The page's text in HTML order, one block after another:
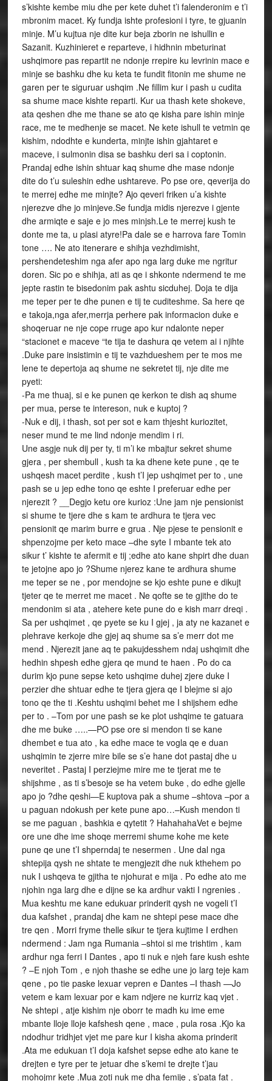
s’kishte kembe miu dhe per kete duhet t’i falenderonim e t’i
mbronim macet. Ky fundja ishte profesioni i tyre, te gjuanin
minje. M’u kujtua nje dite kur beja zborin ne ishullin e
Sazanit. Kuzhinieret e reparteve, i hidhnin mbeturinat
ushqimore pas repartit ne ndonje rrepire ku levrinin mace e
minje se bashku dhe ku keta te fundit fitonin me shume ne
garen per te siguruar ushqim .Ne fillim kur i pash u cudita
sa shume mace kishte reparti. Kur ua thash kete shokeve,
ata qeshen dhe me thane se ato qe kisha pare ishin minje
race, me te medhenje se macet. Ne kete ishull te vetmin qe
kishim, ndodhte e kunderta, minjte ishin gjahtaret e
maceve, i sulmonin disa se bashku deri sa i coptonin.
Prandaj edhe ishin shtuar kaq shume dhe mase ndonje
dite do t’u suleshin edhe ushtareve. Po pse ore, qeverija do
te merrej edhe me minjte? Ajo qeveri friken u’a kishte
njerezve dhe jo minjeve.Se fundja midis njerezve i gjente
dhe armiqte e saje e jo mes minjsh.Le te merrej kush te
donte me ta, u plasi atyre!Pa dale se e harrova fare Tomin
tone …. Ne ato itenerare e shihja vezhdimisht,
pershendeteshim nga afer apo nga larg duke me ngritur
doren. Sic po e shihja, ati as qe i shkonte ndermend te me
jepte rastin te bisedonim pak ashtu sicduhej. Doja te dija
me teper per te dhe punen e tij te cuditeshme. Sa here qe
e takoja,nga afer,merrja perhere pak informacion duke e
shoqeruar ne nje cope rruge apo kur ndalonte neper
“stacionet e maceve “te tija te dashura qe vetem ai i njihte
.Duke pare insistimin e tij te vazhdueshem per te mos me
lene te depertoja aq shume ne sekretet tij, nje dite me
pyeti:
-Pa me thuaj, si e ke punen qe kerkon te dish aq shume
per mua, perse te intereson, nuk e kuptoj ?
-Nuk e dij, i thash, sot per sot e kam thjesht kuriozitet,
neser mund te me lind ndonje mendim i ri.
Une asgje nuk dij per ty, ti m’i ke mbajtur sekret shume gjera , per shembull , kush ta ka dhene kete pune , qe te ushqesh macet perdite , kush t’I jep ushqimet per to , une pash se u jep edhe tono qe eshte I preferuar edhe per njerezit ? __Degjo ketu ore kurioz :Une jam nje pensionist si shume te tjere dhe s kam te ardhura te tjera vec pensionit qe marim burre e grua . Nje pjese te pensionit e shpenzojme per keto mace –dhe syte I mbante tek ato sikur t’ kishte te afermit e tij ;edhe ato kane shpirt dhe duan te jetojne apo jo ?Shume njerez kane te ardhura shume me teper se ne , por mendojne se kjo eshte pune e dikujt tjeter qe te merret me macet . Ne qofte se te gjithe do te mendonim si ata , atehere kete pune do e kish marr dreqi . Sa per ushqimet , qe pyete se ku I gjej , ja aty ne kazanet e plehrave kerkoje dhe gjej aq shume sa s’e merr dot me mend . Njerezit jane aq te pakujdesshem ndaj ushqimit dhe hedhin shpesh edhe gjera qe mund te haen . Po do ca durim kjo pune sepse keto ushqime duhej zjere duke I perzier dhe shtuar edhe te tjera gjera qe I blejme si ajo tono qe the ti .Keshtu ushqimi behet me I shijshem edhe per to . –Tom por une pash se ke plot ushqime te gatuara dhe me buke …..—PO pse ore si mendon ti se kane dhembet e tua ato , ka edhe mace te vogla qe e duan ushqimin te zjerre mire bile se s’e hane dot pastaj dhe u neveritet . Pastaj I perziejme mire me te tjerat me te shijshme , as ti s’besoje se ha vetem buke , do edhe gjelle apo jo ?dhe qeshi—E kuptova pak a shume –shtova –por a u paguan ndokush per kete pune apo…–Kush mendon ti se me paguan , bashkia e qytetit ? HahahahaVet e bejme ore une dhe ime shoqe merremi shume kohe me kete pune qe une t’I shperndaj te nesermen . Une dal nga shtepija qysh ne shtate te mengjezit dhe nuk kthehem po nuk I ushqeva te gjitha te njohurat e mija . Po edhe ato me njohin nga larg dhe e dijne se ka ardhur vakti I ngrenies . Mua keshtu me kane edukuar prinderit qysh ne vogeli t’I dua kafshet , prandaj dhe kam ne shtepi pese mace dhe tre qen . Morri fryme thelle sikur te tjera kujtime I erdhen ndermend : Jam nga Rumania –shtoi si me trishtim , kam ardhur nga ferri I Dantes , apo ti nuk e njeh fare kush eshte ? –E njoh Tom , e njoh thashe se edhe une jo larg teje kam qene , po tie paske lexuar vepren e Dantes –I thash —Jo vetem e kam lexuar por e kam ndjere ne kurriz kaq vjet . Ne shtepi , atje kishim nje oborr te madh ku ime eme mbante lloje lloje kafshesh qene , mace , pula rosa .Kjo ka ndodhur tridhjet vjet me pare kur I kisha akoma prinderit .Ata me edukuan t’I doja kafshet sepse edhe ato kane te drejten e tyre per te jetuar dhe s’kemi te drejte t’jau mohojmr kete .Mua zoti nuk me dha femije , s’pata fat . Dashuria per kafshet , deri diku , ma lehteson kete dhimbje te thelle .Time eme kafshet e donin shume , ajo I kishte edukuar ato qe kurre te mos shkonin e te hanin ushqimin e tjetrit . S’me kishte ndodhur te shihja qente te ziheshin me macet e tu hanin atyre ushqimin , asnjehere .Nena me mesoi edhe mua , pa leksione te vecanta , t’I dua dhe ti respektoje ato krijesa fatkeqe qe me dhimbsen aq shume . Dashria e tyre me mban gjalle sepse jane mirenjohese , ja e shikon si me lepijne duart ?Eshte puthja qe ato dijne ta japin aq mire dhe falenderimi per ndihmen qe u jap .Ato s’kane goje dhe kjo eshte menyra per teme falenderuar .Njerezit shume here jane me pak mirenjohtes se kafshet , per fat te keq .I doli nje psheretime e thelle pas se ciles beri nje pushim te gjate , ne heshtje .I’u duk se foli shume , apo u kujtua se kishte akoma shume per te bere me ato krijesa qe donin perhere kujdes .—Mire atehere , foli serish ,mehangre shume kohe sot . Te lutem here tjeter mos me bej kaq shume pyetje , mos je gje gazetar ti ?—Jo Tom –ja ktheva s ‘ka nevoje te jesh gazetar qe te besh nje bisede si kjo e jona , ishte thjeshte nje njohje me ty . –Mire , mire , s’ks problem foli duke e vene ne levizje karrocen me ate zhaurimen e rrotave qe ecte here ne asfalt e here ne toke te thate , krikellitje qe e kishte me sa dukej nga puna e gjate . Vertete qe e kisha teperuar ca me pyetjet e mija pa mbarim , por ndihesha I kenaqur sepse se fundi mundat’ja hap ate kasaforte te hekurt qe ndofta asnjeri s’kishte marr mundimin t’ja thyente . Ishte pikerisht ai moment qe me lindi idene e nje tregimi sado te shkurter per te . Me duket se vendosa drejte ,mbasi ky rast mu duk unik ne mes atyre qe kisha lexuar dhe dija . S’e mos idja une te gjithe ato qe jane shkruar per kafshet ne bote . !Kaluan dite dhe muaj dhe jeta rridhte po me te njejtin ritm si ne ate kengen italjane qe thote (Eperkthyer ne shqip)_Ditet e mija jane te gjitha te njellojta –si kokrat e nje tespije Por edhe per Tomin jeta nuk dukej se kishte bere ndonje ndryshime sencial pervec , si per tegjithe , nje rritje natyrale .Vazhdoja ta shihja ne po ato rruge , me pot e njejten karroce , me zhaurime me te forte tani ,vetem se floket I kishte me te bardha se me pare dhe bishti kalit ishte zgjatur akoma ca .E ku cante koken ai per floket e per pamjen e tij te jashteme , te tjera preokupacione kishte ai njeri , jo si gjithe te tjeret . Veprimet e tije tani nuk me cudisnin me , ato me dukeshin me se te natyreshme .Fundja s;kishte te drejte njeri ta paragjykonte jeten e tij personale sado e cuditeshme qe t;ju dukej . Mbi kete leitmotiv e kishte mbeshtetur jeten e tij te tanishme dhe vetem ai kishte te drejte ta ndryshonte ose jo . Ndonjehere pershendeteshim ne kalim . Gjithmone I krusur mbi karrocen plot qe dukej se ishte nisur per nje rruge te gjate . Erdhi dimri . Une mendoja se ne periudhe te vitit qe ndonjehere bente ftohte Tomi do ta rrallonte pak punen e nisur , por gabohesha :ai e vezhdoi ate pune me te njejtin impenjim ne shi e ne ere Edhe pse dimri tek ne , ne Israel , nuk ka ato tipare si ne Europe , me debore e stuhi me permbytje pre rreshjeve anormale qe marrin cdo vit jete njerzish , prap stinet dallohen nga njera tjetra . Ne qytetin ku banoje per rrethnjezet vjete kam pare dy rreshje debore . Ndryshe ndodh ne Jerusalem ku Debora eshte fenomen I perviteshem pershkak te lartesise shtateqindmetershe qe ka qyteti nga niveli detit Ne ate periudhe Jerusalemi me duket sin je llogora me pishat e saja te bukura te mbuluara me te bardha , gje qe I jep vendit nje pamje mahnitese .Per t’uciditur eshte fakti qe ndersa atje bie debore , shtatedhjete e pese kilometra me ne perendim , prane detit Mesdhe apo ne Detin e Vdekur ka plot njerez qe frekuentojen bregdetin . Cudi me vjen qe bota kete te fundit e quan det te vdekur .Ne ne Israel e quajme Jam A Melah qe do te thote Deti I Kripur per shkak te densitetit te larte te kripes ne te .Ai na jep shume produkte te industries kimike , shume turiste dhe mbi te gjitha preparatet e mrekullueshme kozmetike qe jane nga me temirat dhe te kerkuarat ne bote . Kete ma kujton edhe karroca e Tomit qe ka shume produkte te atij deti me gjithe ato kuti plastike ku ai amballazhon ushqimet e maceve . Hej c’pasion te cuditeshem kishte ai njeri .Jo cdo njri mund ta beje ate qe ben ai cdo dite pa ulodhur dhe merzitur aspak .Nje dite I thash se kisha mendimin te shkruaja dicka per te , jo ne gazette , por dicka me shume se kaq , por kisha akoma nevoje per ta plotesuar tregimin . Natyrisht ku do ta gjeja materjalin e ketij tregimi pot e mos kisha takuar rastesisht Tomin .Ai ishte I vetmi burim qe do me bent eta coja deri ne fund ate qe kisha filluar ta mendoja . Ja thash mendimin tim cope , por nuk prisja te me pergjigjej keshtu —Degjo ketu me tha . Une nuk kam nevoje qe njeri te shkruaj per mua per kete qe bej , nuk e bej as per gazetaret kete e as per ty .Mua kete ma dikton ndergjegja ime dhe asnje tjeter . Per mua s’kane asnje rendesi opinionet e tyre . Une kam boten time te vogel dhe ne te ndihem rehat , I kenaqur . S’te kam pyetur , ti a ke mace ne shtepi ? papritur nderoi teme . –Jo I thash , S’kam as mace e as qen ne shtepi sepse s’kam se ki I mbaj , jetoje ne apartament .Po ti Tom me ke thene se ke ne shtepi mace dhe qen , ku I mban ato? –Kam nje oborr te mire –me tha dhe aty I mbaj dhe I ushqeje .Kjo ka qene dhe aresyeja qe nuk kam shkuar ne nje apartament si shume te tjere , ku mund te mbaja vetem nje mace apo nje qen . Por une dua me shume , kupton dua shume qene dhe mace –dhe hapi krahet anash sikur aty donte te fuste gjithe macet e botes .Perdite po me befasonte ky njeri jo vetem me pasionin e tij , por edhe me menyren e bukur artistike me te cilen shprehej per miqte e tij . Dukej qe kishte nje fare culture edhe pse kurre nuk e kisha pyetur per kete teme .C’pasoin kishte ky njeri trupvogel . por me nje zemer te madhe ! Ne familjen tone dikur ka pasur nje qen , te madh , te bardhe eleshtor por qe na e helmuan dhe qe u zvarrit deri tek dera e shtepise deri sa aty dha shpirt . Njerezit e shtepise u hidheruan shume per ate qe ndodhi , por qen tjeter nuk futen me ne shtepi . Me keto mendime u ndava ate dite me Tomin , por per ate ngjarje nuk I fola sepse do t’I merrja shume kohe , qe per te ishte shume e vyer .Koha ishte ftohur goxha dhe si per cudi atevit pati shume shira . Them per cudi sepse ketu tek ne , ben vaki te mos shohesh nje shi per muaj me rradhe . Jo me kot jetojme ne very te shkretetires me te madhe ne Israel qe quhet Negev . Ndryshe nga shtetet europiane ku njerezit lodhen nga rreshje